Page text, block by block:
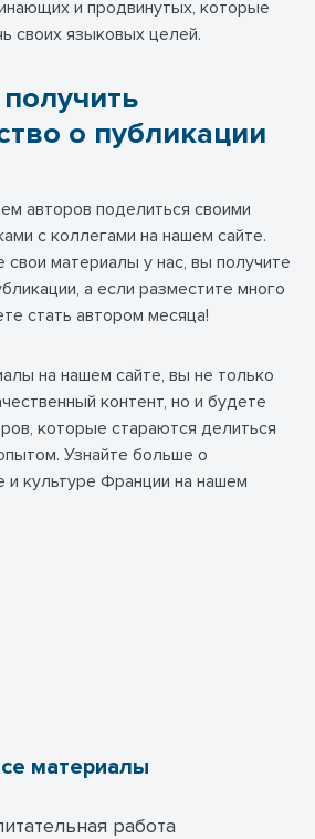
и продвинутых, которые
своих языковых целей.
о публикации
авторов поделиться своими
с коллегами на нашем сайте.
свои материалы у нас, вы получите
а если разместите много
стать автором месяца!
на нашем сайте, вы не только
контент, но и будете
которые стараются делиться
Узнайте больше о
культуре Франции на нашем
материалы
работа